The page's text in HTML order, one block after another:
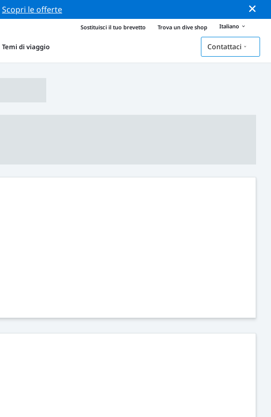
Scopri le offerte
Sostituisci il tuo brevetto Trova un dive shop Italiano
Temi di viaggio Contattaci